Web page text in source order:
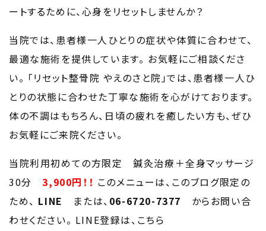
ートするために、心身をリセットしませんか？
当院では、患者様一人ひとりの症状や体質に合わせて、
最適な施術を提供しています。 お気軽にご相談くださ
い。 「リセット整骨院 やえのさと院」では、患者様一人ひ
とりの状態に合わせた丁寧な施術を心がけております。
体の不調はもちろん、日頃の疲れを癒したい方も、ぜひ
お気軽にご来院ください。
当院利用初めての方限定 鍼灸治療＋全身マッサージ
30分3,900円！！ このメニューは、このブログ限定の
ため、 LINE または、 06-6720-7377 からお問い合
わせください。 LINE登録は、こちら